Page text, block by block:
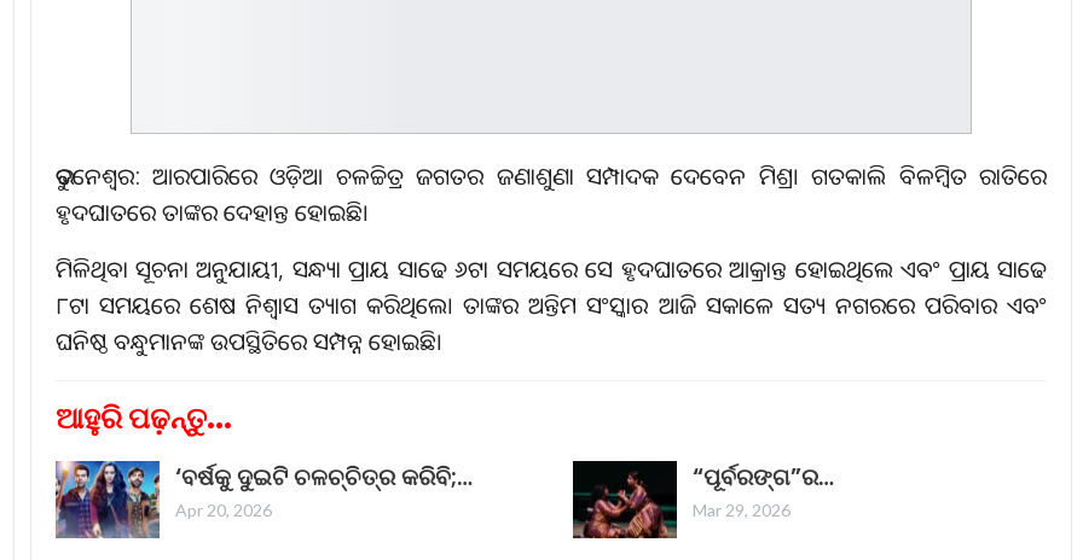
ଭୁବନେଶ୍ୱର: ଆରପାରିରେ ଓଡ଼ିଆ ଚଳଚ୍ଚିତ୍ର ଜଗତର ଜଣାଶୁଣା ସମ୍ପାଦକ ଦେବେନ ମିଶ୍ର। ଗତକାଲି ବିଳମ୍ବିତ ରାତିରେ
ହୃଦଘାତରେ ତାଙ୍କର ଦେହାନ୍ତ ହୋଇଛି।
ମିଳିଥିବା ସୂଚନା ଅନୁଯାୟୀ, ସନ୍ଧ୍ୟା ପ୍ରାୟ ସାଢେ ୬ଟା ସମୟରେ ସେ ହୃଦଘାତରେ ଆକ୍ରାନ୍ତ ହୋଇଥିଲେ ଏବଂ ପ୍ରାୟ ସାଢେ
୮ଟା ସମୟରେ ଶେଷ ନିଶ୍ୱାସ ତ୍ୟାଗ କରିଥିଲେ। ତାଙ୍କର ଅନ୍ତିମ ସଂସ୍କାର ଆଜି ସକାଳେ ସତ୍ୟ ନଗରରେ ପରିବାର ଏବଂ
ଘନିଷ୍ଠ ବନ୍ଧୁମାନଙ୍କ ଉପସ୍ଥିତିରେ ସମ୍ପନ୍ନ ହୋଇଛି।
ଆହୁରି ପଢ଼ନ୍ତୁ...
‘ବର୍ଷକୁ ଦୁଇଟି ଚଳଚ୍ଚିତ୍ର କରିବି;…
Apr 20, 2026
“ପୂର୍ବରଙ୍ଗ”ର…
Mar 29, 2026